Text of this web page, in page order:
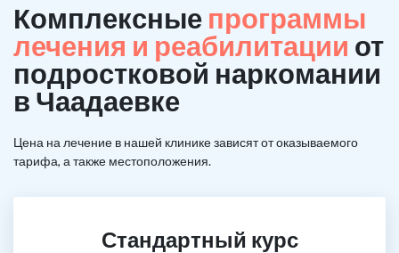
Комплексные программы
лечения и реабилитации от
подростковой наркомании
в Чаадаевке
Цена на лечение в нашей клинике зависят от оказываемого
тарифа, а также местоположения.
Стандартный курс